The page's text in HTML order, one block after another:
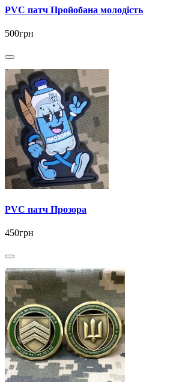
PVC патч Пройобана молодість
500грн
PVC патч Прозора
450грн